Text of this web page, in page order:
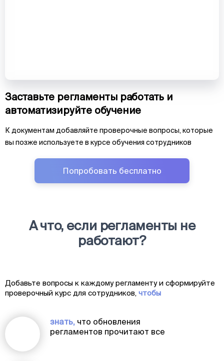
Заставьте регламенты работать и
автоматизируйте обучение
К документам добавляйте проверочные вопросы, которые
вы позже используете в курсе обучения сотрудников
Попробовать бесплатно
А что, если регламенты не
работают?
Добавьте вопросы к каждому регламенту и сформируйте
проверочный курс для сотрудников, чтобы
знать, что обновления
регламентов прочитают все